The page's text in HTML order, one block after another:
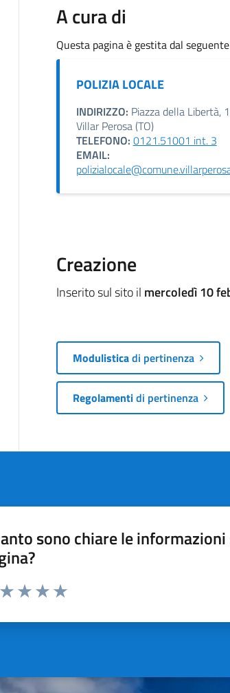
A cura di
Questa pagina è gestita dal
POLIZIA LOCALE
INDIRIZZO: Piazza della Libertà,
Villar Perosa (TO)
TELEFONO: 0121.51001 int. 3
EMAIL:
Creazione
Inserito sul sito il mercoledì 10
Modulisticadi pertinenza
Regolamentidi pertinenza
sono chiare le
da 1 a 5 stelle la pagina